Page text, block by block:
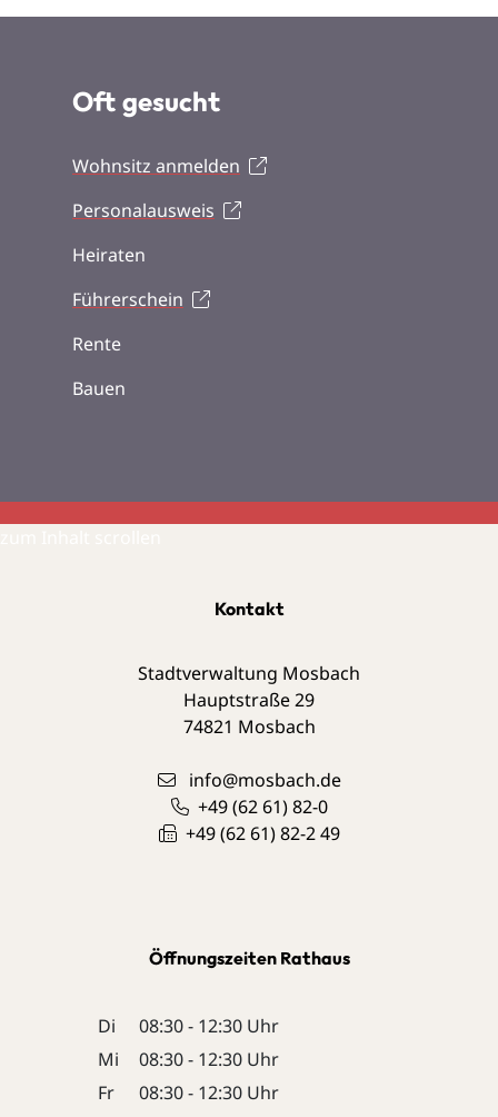
Oft gesucht
Wohnsitz anmelden
Personalausweis
Heiraten
Führerschein
Rente
Bauen
Kontakt
Stadtverwaltung Mosbach
Hauptstraße 29
74821 Mosbach
info@mosbach.de
+49 (62 61) 82-0
+49 (62 61) 82-2 49
Öffnungszeiten Rathaus
Di
08:30 - 12:30 Uhr
Mi
08:30 - 12:30 Uhr
Fr
08:30 - 12:30 Uhr